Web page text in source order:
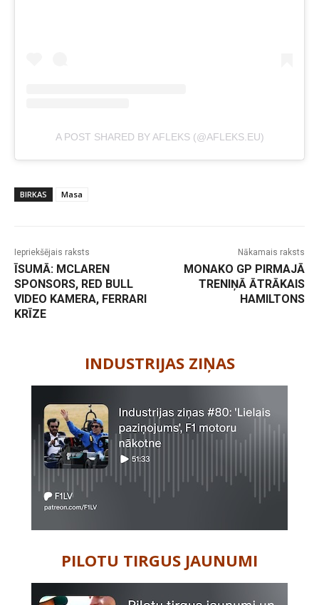
A POST SHARED BY AFLEKS (@AFLEKS.EU)
BIRKAS Masa
Iepriekšējais raksts
ĪSUMĀ: MCLAREN
SPONSORS, RED BULL
VIDEO KAMERA, FERRARI
KRĪZE
Nākamais raksts
MONAKO GP PIRMAJĀ
TRENIŅĀ ĀTRĀKAIS
HAMILTONS
INDUSTRIJAS ZIŅAS
PILOTU TIRGUS JAUNUMI